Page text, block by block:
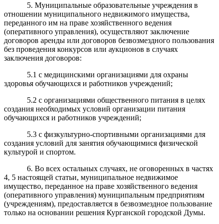
5. Муниципальные образовательные учреждения в
отношении муниципального недвижимого имущества,
переданного им на праве хозяйственного ведения
(оперативного управления), осуществляют заключение
договоров аренды или договоров безвозмездного пользования
без проведения конкурсов или аукционов в случаях
заключения договоров:
5.1 с медицинскими организациями для охраны
здоровья обучающихся и работников учреждений;
5.2 с организациями общественного питания в целях
создания необходимых условий организации питания
обучающихся и работников учреждений;
5.3 с физкультурно-спортивными организациями для
создания условий для занятия обучающимися физической
культурой и спортом.
6. Во всех остальных случаях, не оговоренных в частях
4, 5 настоящей статьи, муниципальное недвижимое
имущество, переданное на праве хозяйственного ведения
(оперативного управления) муниципальным предприятиям
(учреждениям), предоставляется в безвозмездное пользование
только на основании решения Курганской городской Думы.